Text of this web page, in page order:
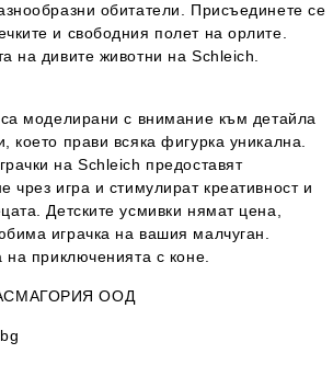
обитатели. Присъединете се
и свободния полет на орлите.
на дивите животни на Schleich.
моделирани с внимание към детайла
което прави всяка фигурка уникална.
на Schleich предоставят
чрез игра и стимулират креативност и
Детските усмивки нямат цена,
играчка на вашия малчуган.
на приключенията с коне.
ООД